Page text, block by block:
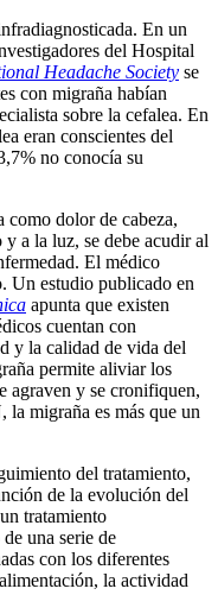
En un
del Hospital
Headache Society se
con migraña habían
sobre la cefalea. En
eran conscientes del
no conocía su
como dolor de cabeza,
a la luz, se debe acudir al
El médico
Un estudio publicado en
apunta que existen
cuentan con
y la calidad de vida del
permite aliviar los
agraven y se cronifiquen,
migraña es más que un
del tratamiento,
de la evolución del
tratamiento
una serie de
con los diferentes
la actividad